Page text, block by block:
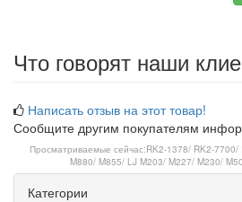
Что говорят наши
Написать отзыв на этот товар!
Сообщите другим покупателям
Просматриваемые сейчас:RK2-1378/ RK2-
M880/ M855/ LJ M203/ M227/ M230/
Категории